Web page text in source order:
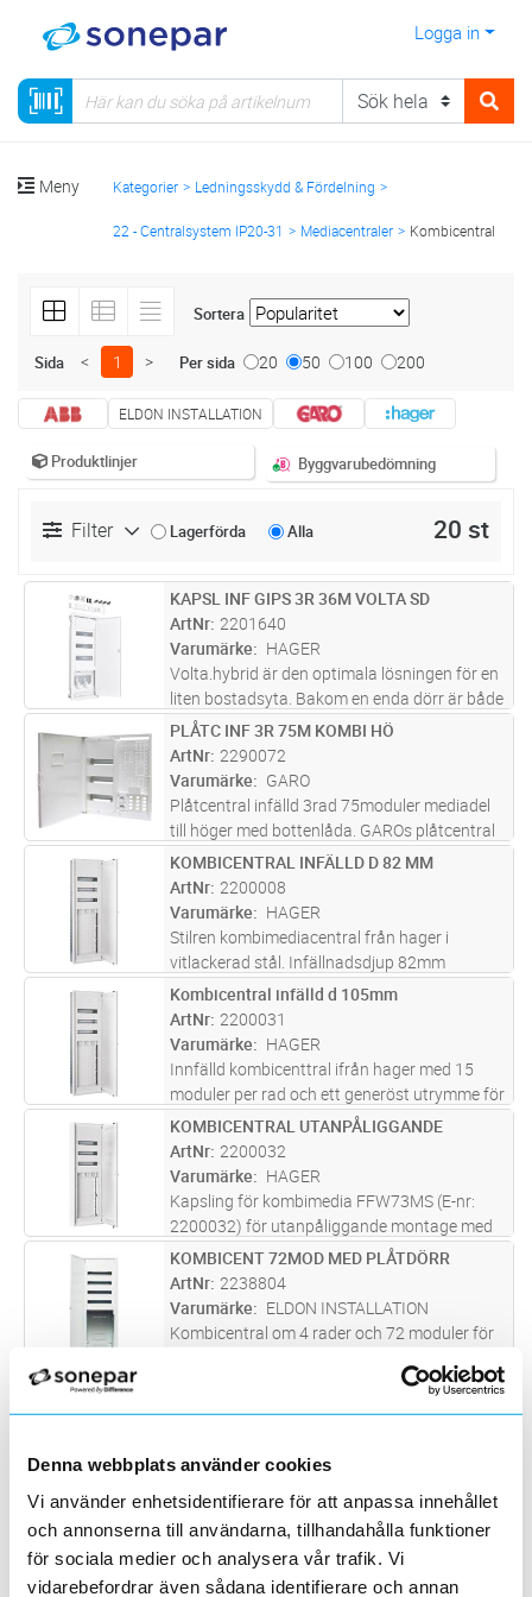
Denna webbplats använder cookies
Vi använder enhetsidentifierare för att anpassa innehållet
och annonserna till användarna, tillhandahålla funktioner
för sociala medier och analysera vår trafik. Vi
vidarebefordrar även sådana identifierare och annan
Logga in
Meny Kategorier Ledningsskydd & Fördelning
22 - Centralsystem IP20-31 Mediacentraler Kombicentral
Sortera
Sida < 1 > Per sida 20 50 100 200
ELDON INSTALLATION
Produktlinjer Byggvarubedömning
Filter Lagerförda Alla 20 st
ST Lägg i kundvagn
KAPSL INF GIPS 3R 36M VOLTA SD
ArtNr 2201640
Varumärke
HAGER
Volta.hybrid är den optimala lösningen för en
liten bostadsyta. Bakom en enda dörr är både
el- och imediafördelning inrymt. Detta sparar
inte bara utrymme i små bostäder, det ser
också bra ut. Fördel
ST Lägg i kundvagn
PLÅTC INF 3R 75M KOMBI HÖ
ArtNr 2290072
Varumärke
GARO
Plåtcentral infälld 3rad 75moduler mediadel
till höger med bottenlåda. GAROs plåtcentral
med bottenlåda som är en kombinerad norm-
och mediacentral för infällt montage.
Mediadelen är placerad till hö
ST Lägg i kundvagn
KOMBICENTRAL INFÄLLD D 82 MM
ArtNr 2200008
Varumärke
HAGER
Stilren kombimediacentral från hager i
vitlackerad stål. Infällnadsdjup 82mm
Mediacentralen skapar utrymme för externa
komponenter som fiberanslutningar, router,
switchar osv som är nödvändiga för et
mer
ST Lägg i kundvagn
Kombicentral infälld d 105mm
ArtNr 2200031
Varumärke
HAGER
Innfälld kombicenttral ifrån hager med 15
moduler per rad och ett generöst utrymme för
externa komponenter som fiberanslutningar,
router, switchar osv som är nödvändiga för
ett modernt IT-nät i bostä
ST Lägg i kundvagn
KOMBICENTRAL UTANPÅLIGGANDE
ArtNr 2200032
Varumärke
HAGER
Kapsling för kombimedia FFW73MS (E-nr:
2200032) för utanpåliggande montage med
kapslingsklass IP30. Försedd med mediaplåt
och 230V uttag för strömförsörjning till
exempelvis router. FFW är den ultim
ST Lägg i kundvagn
KOMBICENT 72MOD MED PLÅTDÖRR
ArtNr 2238804
Varumärke
ELDON INSTALLATION
Kombicentral om 4 rader och 72 moduler för
Kompletteras med mediapaket för keystone
eller actassi s-one. Ej bestyckad med
KOMBICENT 36MOD MED PLÅTDÖRR
ArtNr 2238800
Kombicentral om 2 rader och 36 moduler för
infällnad i vägg. Vitlackad stålpåt. Plåtdörr.
Kompletteras med mediapaket för keystone
eller actassi s-one. Ej bestyckad med
normapparter.
ST Lägg i kundvagn
KOMBICENT 36MOD MED WIFIDÖRR
ArtNr
2238801
Varumärke ELDON INSTALLATION